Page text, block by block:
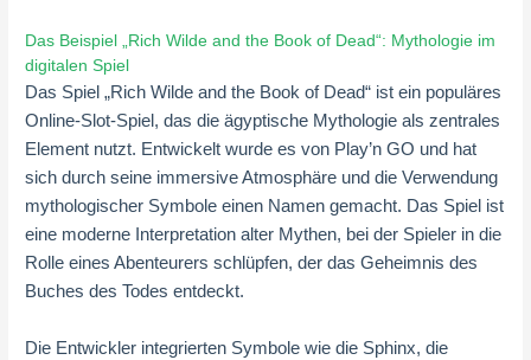
Das Beispiel „Rich Wilde and the Book of Dead“: Mythologie im
digitalen Spiel
Das Spiel „Rich Wilde and the Book of Dead“ ist ein populäres
Online-Slot-Spiel, das die ägyptische Mythologie als zentrales
Element nutzt. Entwickelt wurde es von Play’n GO und hat
sich durch seine immersive Atmosphäre und die Verwendung
mythologischer Symbole einen Namen gemacht. Das Spiel ist
eine moderne Interpretation alter Mythen, bei der Spieler in die
Rolle eines Abenteurers schlüpfen, der das Geheimnis des
Buches des Todes entdeckt.
Die Entwickler integrierten Symbole wie die Sphinx, die